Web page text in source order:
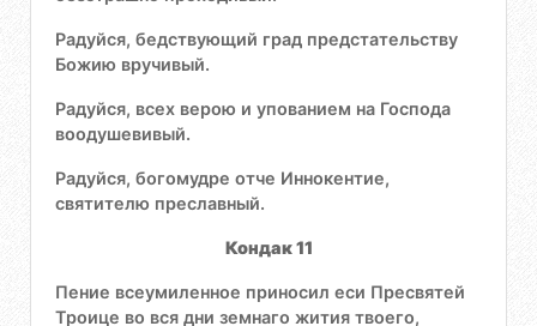
Радуйся, бедствующий град предстательству
Божию вручивый.
Радуйся, всех верою и упованием на Господа
воодушевивый.
Радуйся, богомудре отче Иннокентие,
святителю преславный.
Кондак 11
Пение всеумиленное приносил еси Пресвятей
Троице во вся дни земнаго жития твоего,